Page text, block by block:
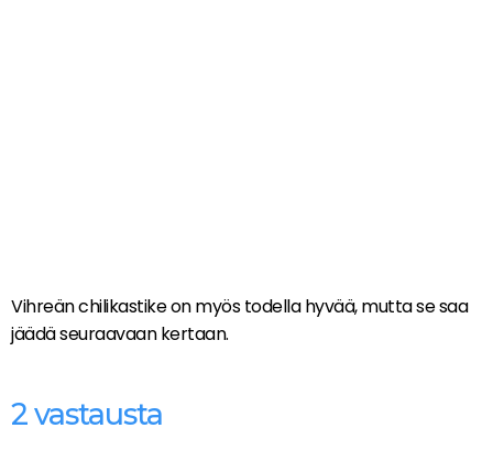
Vihreän chilikastike on myös todella hyvää, mutta se saa
jäädä seuraavaan kertaan.
2 vastausta